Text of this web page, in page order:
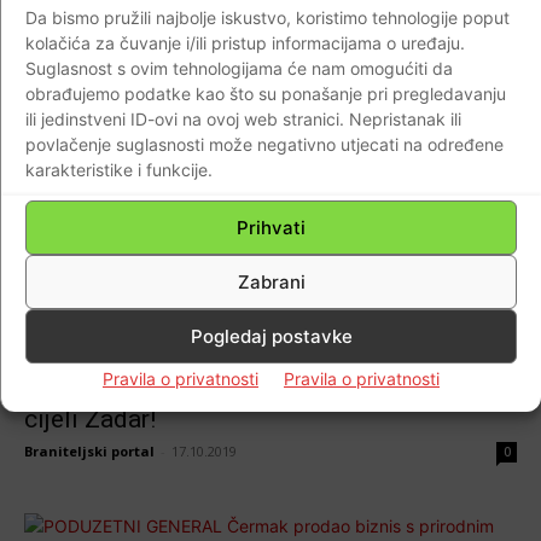
Da bismo pružili najbolje iskustvo, koristimo tehnologije poput
kolačića za čuvanje i/ili pristup informacijama o uređaju.
Suglasnost s ovim tehnologijama će nam omogućiti da
obrađujemo podatke kao što su ponašanje pri pregledavanju
ili jedinstveni ID-ovi na ovoj web stranici. Nepristanak ili
povlačenje suglasnosti može negativno utjecati na određene
karakteristike i funkcije.
Prihvati
Zabrani
Pogledaj postavke
Pravila o privatnosti Pravila o privatnosti
termoelektranu koja će biti totalno zelena
energija’
Braniteljski portal - 17.01.2021
PONIŠTENJE STAROG NATJEČAJA ZA
ZADARSKU MARINU IZAZVAT ĆE TUŽBE
PROTIV DRŽAVE? Ivan Čermak: Javit ćemo
se na novi natječaj za koncesiju! Imamo
spreman svjetski projekt za taj dio grada i
cijeli Zadar!
Braniteljski portal 17.10.2019 0